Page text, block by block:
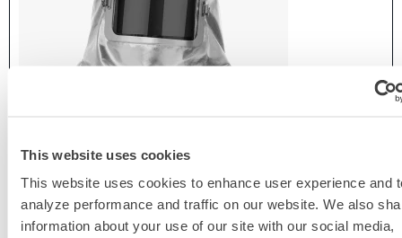
This website uses cookies
This website uses cookies to enhance user experience and
analyze performance and traffic on our website. We also
information about your use of our site with our social media,